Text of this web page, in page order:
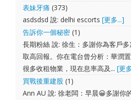
表妹牙痛 (373)
asdsdsd 說: delhi escorts[更多...]
告訴你一個秘密 (1)
長期粉絲 說: 徐生：多謝你為客戶
取高回報。你在電台曾分析：華潤
很多收租物業，現在息率高及...[更
買戰後重建股 (1)
Ann AU 說: 徐老闆：早晨😀多謝你